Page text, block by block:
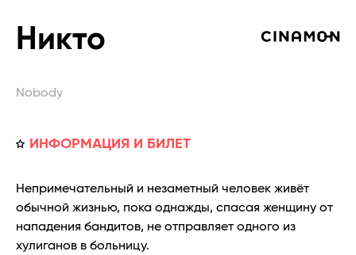
Никто
Nobody
ИНФОРМАЦИЯ И БИЛЕТ
Непримечательный и незаметный человек живёт
обычной жизнью, пока однажды, спасая женщину от
нападения бандитов, не отправляет одного из
хулиганов в больницу.